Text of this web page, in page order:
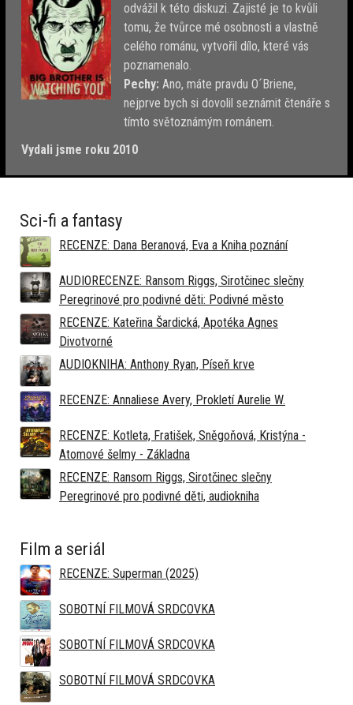
odvážil k této diskuzi. Zajisté je to kvůli
tomu, že tvůrce mé osobnosti a vlastně
celého románu, vytvořil dílo, které vás
poznamenalo.
Pechy: Ano, máte pravdu O´Briene,
nejprve bych si dovolil seznámit čtenáře s
tímto světoznámým románem.
Vydali jsme roku 2010
Sci-fi a fantasy
RECENZE: Dana Beranová, Eva a Kniha poznání
AUDIORECENZE: Ransom Riggs, Sirotčinec slečny
Peregrinové pro podivné děti: Podivné město
RECENZE: Kateřina Šardická, Apotéka Agnes
Divotvorné
AUDIOKNIHA: Anthony Ryan, Píseň krve
RECENZE: Annaliese Avery, Prokletí Aurelie W.
RECENZE: Kotleta, Fratišek, Sněgoňová, Kristýna -
Atomové šelmy - Základna
RECENZE: Ransom Riggs, Sirotčinec slečny
Peregrinové pro podivné děti, audiokniha
Film a seriál
RECENZE: Superman (2025)
SOBOTNÍ FILMOVÁ SRDCOVKA
SOBOTNÍ FILMOVÁ SRDCOVKA
SOBOTNÍ FILMOVÁ SRDCOVKA